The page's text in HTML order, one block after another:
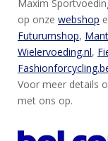
Maxim
op onze webshop
Futurumshop,
Wielervoeding.nl,
Voor meer details
met ons op.
HOME
PRODUCTEN